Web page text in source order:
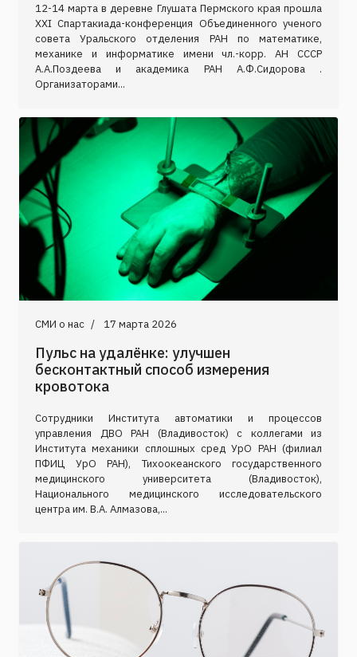
12-14 марта в деревне Глушата Пермского края прошла
XXI Спартакиада-конференция Объединенного ученого
совета Уральского отделения РАН по математике,
механике и информатике имени чл.-корр. АН СССР
А.А.Поздеева и академика РАН А.Ф.Сидорова .
Организаторами...
СМИ о нас 17 марта 2026
Пульс на удалёнке: улучшен
бесконтактный способ измерения
кровотока
Сотрудники Института автоматики и процессов
управления ДВО РАН (Владивосток) с коллегами из
Института механики сплошных сред УрО РАН (филиал
ПФИЦ УрО РАН), Тихоокеанского государственного
медицинского университета (Владивосток),
Национального медицинского исследовательского
центра им. В.А. Алмазова,...